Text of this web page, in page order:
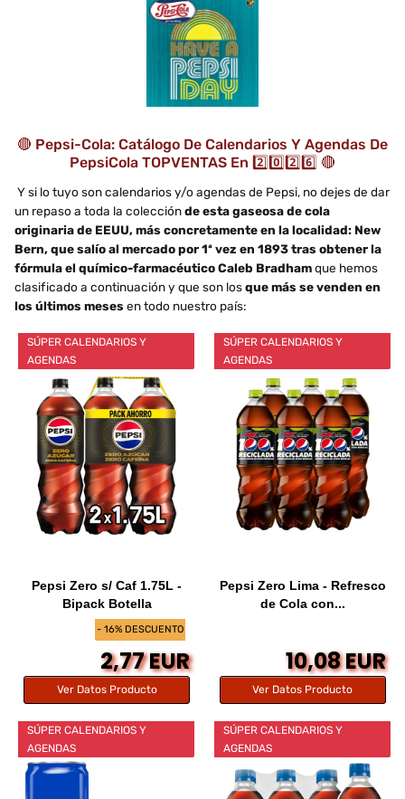
🔴 Pepsi-Cola: Catálogo De Calendarios Y Agendas De
PepsiCola TOPVENTAS En 2️⃣0️⃣2️⃣6️⃣ 🔴
Y si lo tuyo son calendarios y/o agendas de Pepsi, no dejes de dar
un repaso a toda la colecciónde esta gaseosa de cola
originaria de EEUU, más concretamente en la localidad: New
Bern, que salío al mercado por 1ª vez en 1893 tras obtener la
fórmula el químico-farmacéutico Caleb Bradhamque hemos
clasificado a continuación y que son losque más se venden en
los últimos meses en todo nuestro país:
- 16% DESCUENTO
SÚPER CALENDARIOS Y
AGENDAS
Pepsi Zero s/ Caf 1.75L -
Bipack Botella
2,77 EUR
Ver Datos Producto
SÚPER CALENDARIOS Y
AGENDAS
Pepsi Zero Lima - Refresco
de Cola con...
10,08 EUR
Ver Datos Producto
SÚPER CALENDARIOS Y
AGENDAS
SÚPER CALENDARIOS Y
AGENDAS